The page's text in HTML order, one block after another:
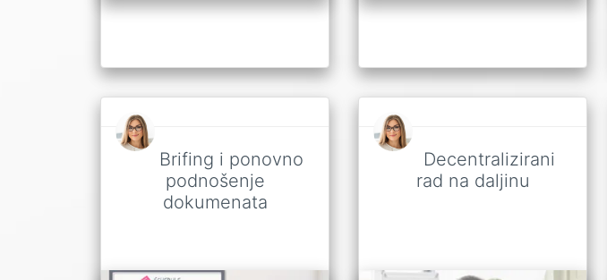
Brifing i ponovno
podnošenje
dokumenata
Decentralizirani
rad na daljinu